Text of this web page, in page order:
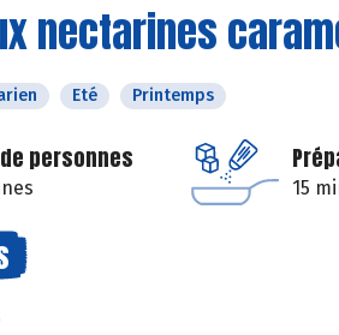
nectarines
Eté Printemps
personnes
15